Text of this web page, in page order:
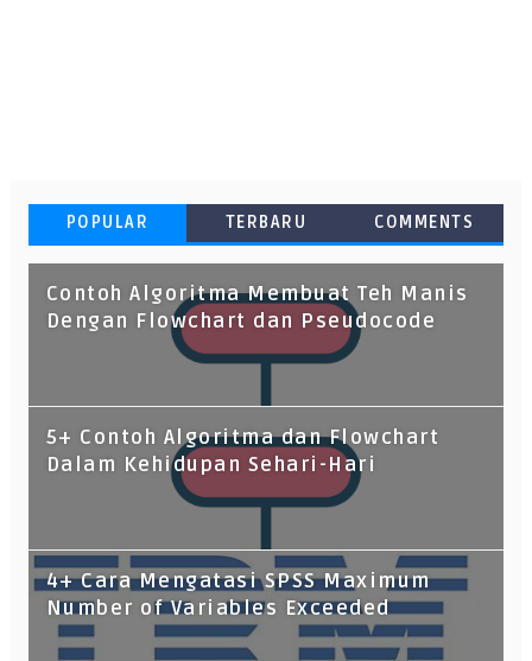
POPULAR TERBARU COMMENTS
Contoh Algoritma Membuat Teh Manis
Dengan Flowchart dan Pseudocode
5+ Contoh Algoritma dan Flowchart
Dalam Kehidupan Sehari-Hari
4+ Cara Mengatasi SPSS Maximum
Number of Variables Exceeded